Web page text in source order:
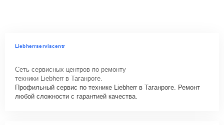
Liebherrserviscentr
Сеть сервисных центров по ремонту
техники Liebherr в Таганроге.
Профильный сервис по технике Liebherr в Таганроге. Ремонт
любой сложности с гарантией качества.